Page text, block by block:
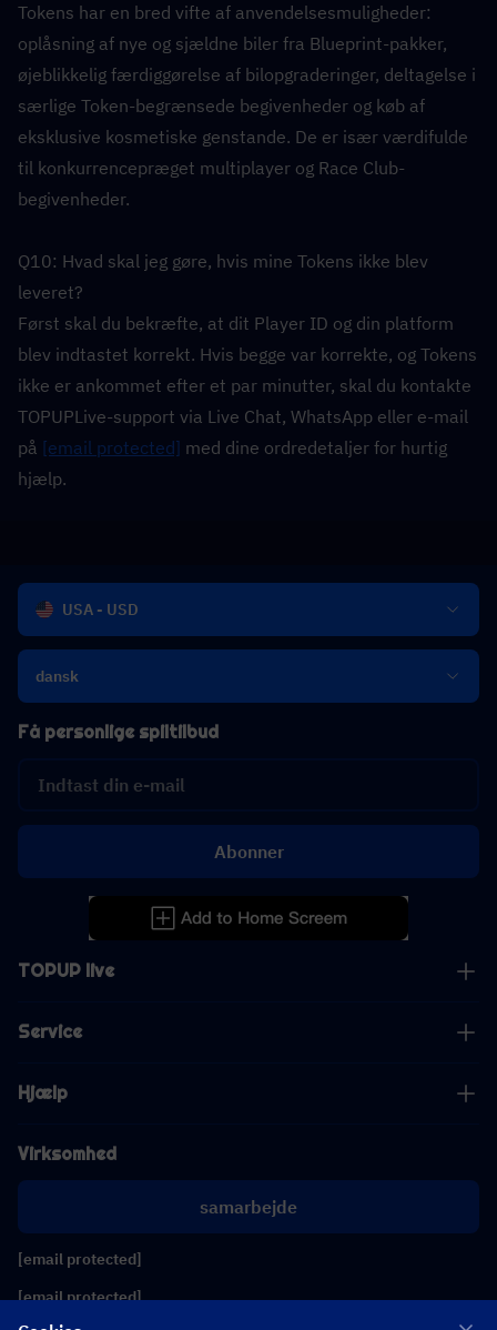
Tokens har en bred vifte af anvendelsesmuligheder:
oplåsning af nye og sjældne biler fra Blueprint-pakker,
øjeblikkelig færdiggørelse af bilopgraderinger, deltagelse i
særlige Token-begrænsede begivenheder og køb af
eksklusive kosmetiske genstande. De er især værdifulde
til konkurrencepræget multiplayer og Race Club-
begivenheder.
Q10: Hvad skal jeg gøre, hvis mine Tokens ikke blev
leveret?
Først skal du bekræfte, at dit Player ID og din platform
blev indtastet korrekt. Hvis begge var korrekte, og Tokens
ikke er ankommet efter et par minutter, skal du kontakte
TOPUPLive-support via Live Chat, WhatsApp eller e-mail
på [email protected] med dine ordredetaljer for hurtig
hjælp.
USA - USD
dansk
TOPUP live
Service
Hjælp
Virksomhed
samarbejde
[email protected]
[email protected]
Få personlige spiltilbud
Abonner